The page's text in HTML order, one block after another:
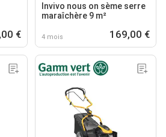
€
Invivo nous on sème serre
maraîchère 9 m²
4 mois 169,00 €